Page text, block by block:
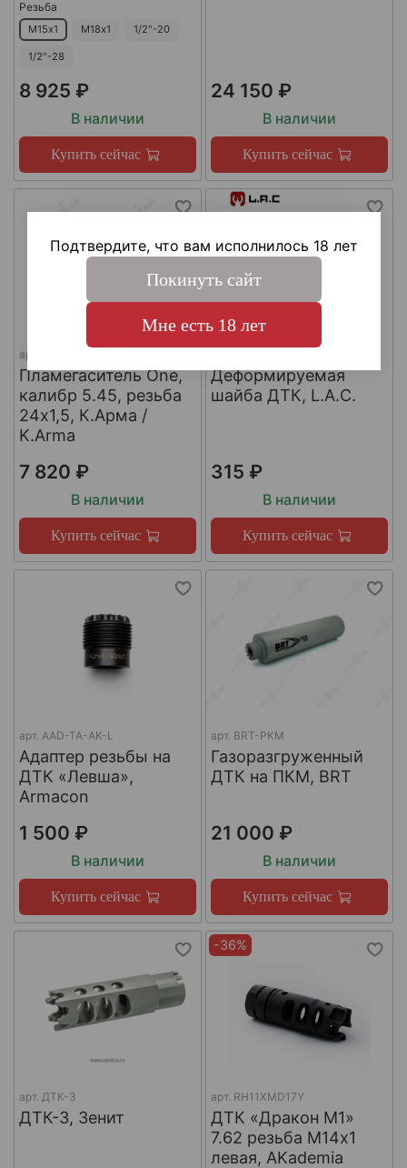
Резьба
М15х1 М18х1 1/2"-20
1/2"-28
8 925 ₽
В наличии
Купить сейчас
24 150 ₽
В наличии
Купить сейчас
арт.
Пламегаситель One,
калибр 5.45, резьба
24х1,5, К.Арма /
K.Arma
7 820 ₽
В наличии
Купить сейчас
Деформируемая
шайба ДТК, L.A.C.
315 ₽
В наличии
Купить сейчас
арт. AAD-TA-AK-L
Адаптер резьбы на
ДТК «Левша»,
Armacon
1 500 ₽
В наличии
Купить сейчас
арт. BRT-PKM
Газоразгруженный
ДТК на ПКМ, BRT
21 000 ₽
В наличии
Купить сейчас
арт. ДТК-3
ДТК-3, Зенит
-36%
арт. RH11XMD17Y
ДТК «Дракон М1»
7.62 резьба М14х1
левая, AKademia
Подтвердите, что вам исполнилось 18 лет
Покинуть сайт
Мне есть 18 лет